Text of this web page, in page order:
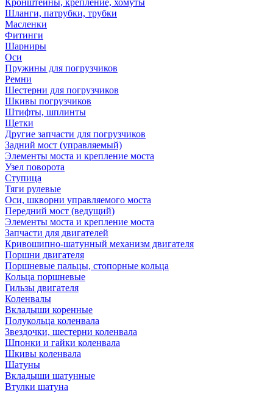
Кронштейны, крепление, хомуты
Шланги, патрубки, трубки
Масленки
Фитинги
Шарниры
Оси
Пружины для погрузчиков
Ремни
Шестерни для погрузчиков
Шкивы погрузчиков
Штифты, шплинты
Щетки
Другие запчасти для погрузчиков
Задний мост (управляемый)
Элементы моста и крепление моста
Узел поворота
Ступица
Тяги рулевые
Оси, шкворни управляемого моста
Передний мост (ведущий)
Элементы моста и крепление моста
Запчасти для двигателей
Кривошипно-шатунный механизм двигателя
Поршни двигателя
Поршневые пальцы, стопорные кольца
Кольца поршневые
Гильзы двигателя
Коленвалы
Вкладыши коренные
Полукольца коленвала
Звездочки, шестерни коленвала
Шпонки и гайки коленвала
Шкивы коленвала
Шатуны
Вкладыши шатунные
Втулки шатуна